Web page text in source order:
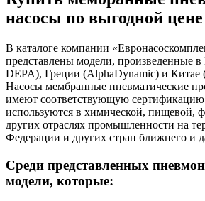
насосы по выгодной цене
В каталоге компании
представлены модели, произведенные
DEPA), Греции (AlphaDynamic) и Китае
Насосы мембранные пневматические
имеют соответствующую
используются в химической, пищевой,
других отраслях промышленности на
Федерации и других стран ближнего и
Среди представленных
модели, которые: